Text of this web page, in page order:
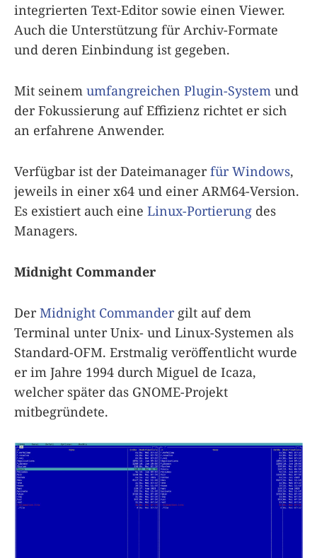
integrierten Text-Editor sowie einen Viewer.
Auch die Unterstützung für Archiv-Formate
und deren Einbindung ist gegeben.
Mit seinem umfangreichen Plugin-System und
der Fokussierung auf Effizienz richtet er sich
an erfahrene Anwender.
Verfügbar ist der Dateimanagerfür Windows,
jeweils in einer x64 und einer ARM64-Version.
Es existiert auch eine Linux-Portierung des
Managers.
Midnight Commander
DerMidnight Commandergilt auf dem
Terminal unter Unix- und Linux-Systemen als
Standard-OFM. Erstmalig veröffentlicht wurde
er im Jahre 1994 durch Miguel de Icaza,
welcher später das GNOME-Projekt
mitbegründete.